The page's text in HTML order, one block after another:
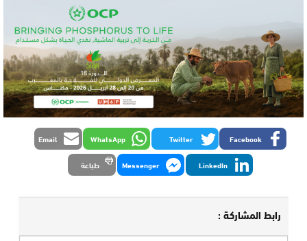
Facebook
Twitter
WhatsApp
Email
LinkedIn
Messenger طباعة
رابط المشاركة :